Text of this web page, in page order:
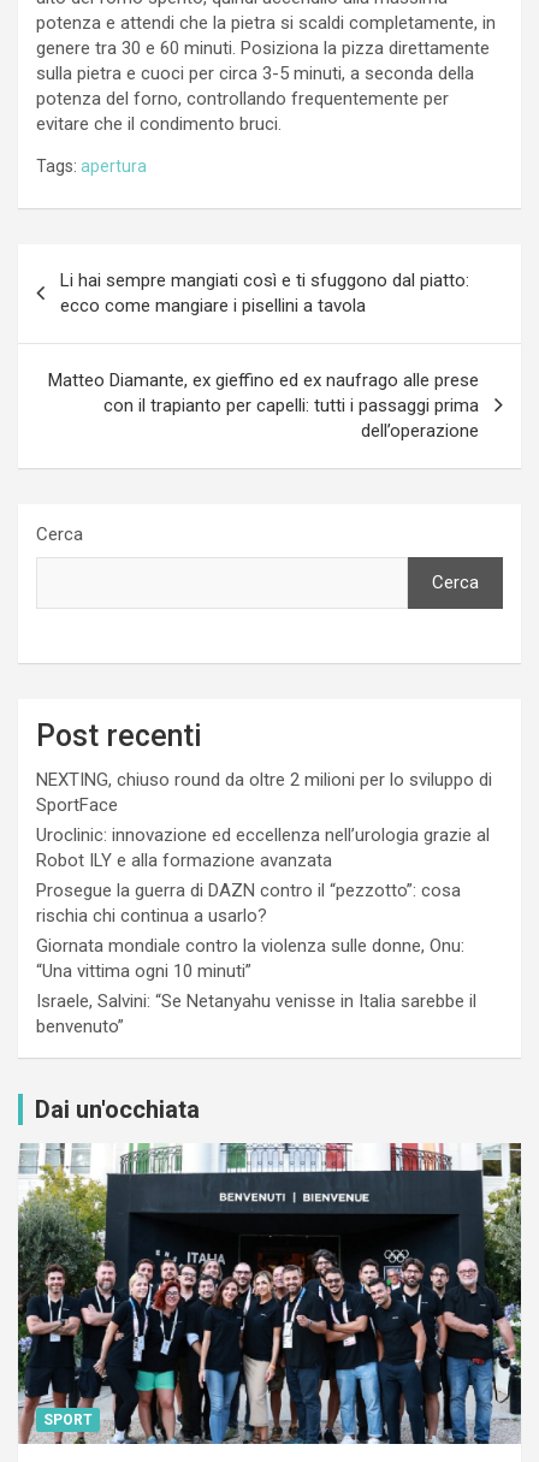
potenza e attendi che la pietra si scaldi completamente, in
genere tra 30 e 60 minuti. Posiziona la pizza direttamente
sulla pietra e cuoci per circa 3-5 minuti, a seconda della
potenza del forno, controllando frequentemente per
evitare che il condimento bruci.
Tags: apertura
articoli
Li hai sempre mangiati così e ti sfuggono dal piatto:
ecco come mangiare i pisellini a tavola
Matteo Diamante, ex gieffino ed ex naufrago alle prese
con il trapianto per capelli: tutti i passaggi prima
dell’operazione
Cerca
Cerca
Post recenti
NEXTING, chiuso round da oltre 2 milioni per lo sviluppo di
SportFace
Uroclinic: innovazione ed eccellenza nell’urologia grazie al
Robot ILY e alla formazione avanzata
Prosegue la guerra di DAZN contro il “pezzotto”: cosa
rischia chi continua a usarlo?
Giornata mondiale contro la violenza sulle donne, Onu:
“Una vittima ogni 10 minuti”
Israele, Salvini: “Se Netanyahu venisse in Italia sarebbe il
benvenuto”
Dai un'occhiata
SPORT